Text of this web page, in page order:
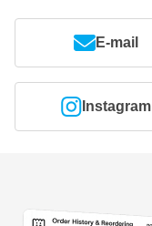
E-mail
Instagram